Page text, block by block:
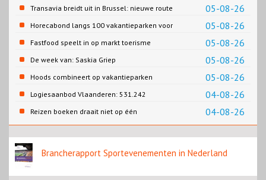
Gemeente Emmen
05-08-26
Transavia breidt uit in Brussel: nieuwe route
naar Porto
05-08-26
Horecabond langs 100 vakantieparken voor
Cao-recreatie
05-08-26
Fastfood speelt in op markt toerisme
05-08-26
De week van: Saskia Griep
05-08-26
Hoods combineert op vakantieparken
recreatie en wonen
04-08-26
Logiesaanbod Vlaanderen: 531.242
slaapplaatsen
04-08-26
Reizen boeken draait niet op één
contentbron
Brancherapport Sportevenementen in Nederland